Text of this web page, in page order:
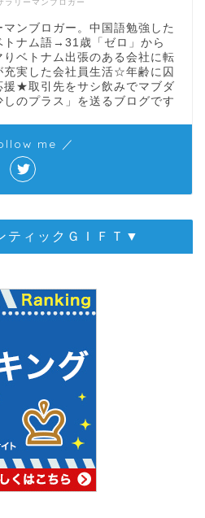
ラリーマンブロガー
ンブロガー。中国語勉強した
ナム語→31歳「ゼロ」から
ベトナム出張のある会社に転
充実した会社員生活☆年齢に囚
援★取引先をサシ飲みでマブダ
のプラス」を送るブログです
me ／
ティックＧＩＦＴ▼